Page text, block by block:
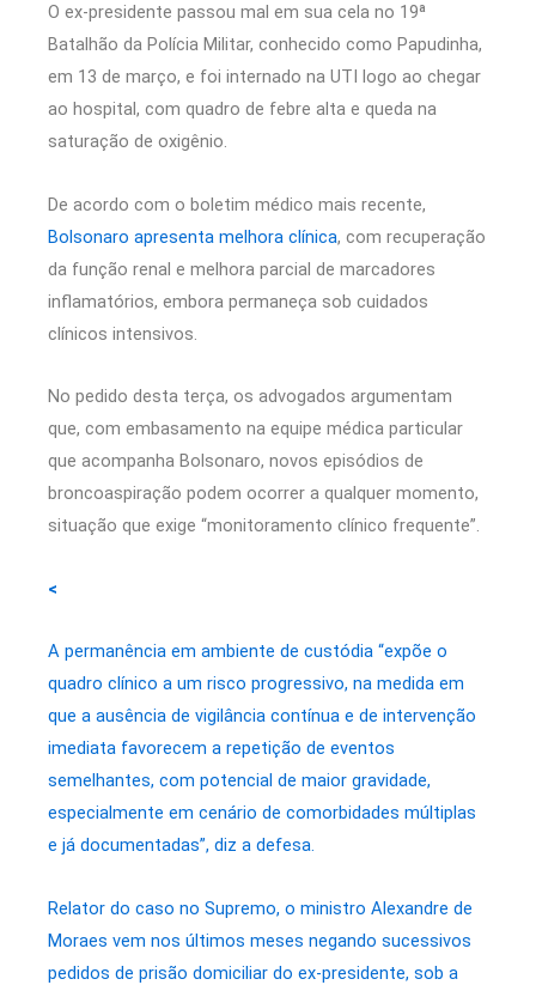
O ex-presidente passou mal em sua cela no 19ª
Batalhão da Polícia Militar, conhecido como Papudinha,
em 13 de março, e foi internado na UTI logo ao chegar
ao hospital, com quadro de febre alta e queda na
saturação de oxigênio.
De acordo com o boletim médico mais recente,
Bolsonaro apresenta melhora clínica, com recuperação
da função renal e melhora parcial de marcadores
inflamatórios, embora permaneça sob cuidados
clínicos intensivos.
No pedido desta terça, os advogados argumentam
que, com embasamento na equipe médica particular
que acompanha Bolsonaro, novos episódios de
broncoaspiração podem ocorrer a qualquer momento,
situação que exige “monitoramento clínico frequente”.
<
A permanência em ambiente de custódia “expõe o
quadro clínico a um risco progressivo, na medida em
que a ausência de vigilância contínua e de intervenção
imediata favorecem a repetição de eventos
semelhantes, com potencial de maior gravidade,
especialmente em cenário de comorbidades múltiplas
e já documentadas”, diz a defesa.
Relator do caso no Supremo, o ministro Alexandre de
Moraes vem nos últimos meses negando sucessivos
pedidos de prisão domiciliar do ex-presidente, sob a